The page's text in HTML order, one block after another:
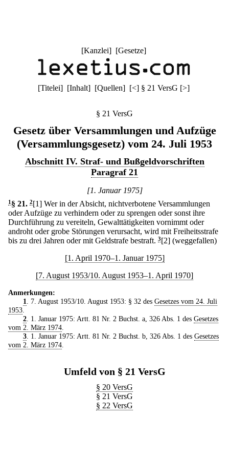
[Kanzlei] [Gesetze]
[Titelei] [Inhalt] [Quellen] [<] § 21 VersG [>]
§ 21 VersG
Gesetz über Versammlungen und Aufzüge
(Versammlungsgesetz) vom 24. Juli 1953
Abschnitt IV. Straf- und Bußgeldvorschriften
Paragraf 21
[1. Januar 1975]
1 § 21. 2[1] Wer in der Absicht, nichtverbotene Versammlungen
oder Aufzüge zu verhindern oder zu sprengen oder sonst ihre
Durchführung zu vereiteln, Gewalttätigkeiten vornimmt oder
androht oder grobe Störungen verursacht, wird mit Freiheitsstrafe
bis zu drei Jahren oder mit Geldstrafe bestraft. 3[2] (weggefallen)
[1. April 1970–1. Januar 1975]
[7. August 1953/10. August 1953–1. April 1970]
Anmerkungen:
1
. 7. August 1953/10. August 1953: § 32 des Gesetzes vom 24. Juli
1953
2. 1. Januar 1975: Artt. 81 Nr. 2 Buchst. a, 326 Abs. 1 des Gesetzes
vom 2. März 1974
3. 1. Januar 1975: Artt. 81 Nr. 2 Buchst. b, 326 Abs. 1 des Gesetzes
vom 2. März 1974
Umfeld von § 21 VersG
§ 20 VersG
§ 21 VersG
§ 22 VersG